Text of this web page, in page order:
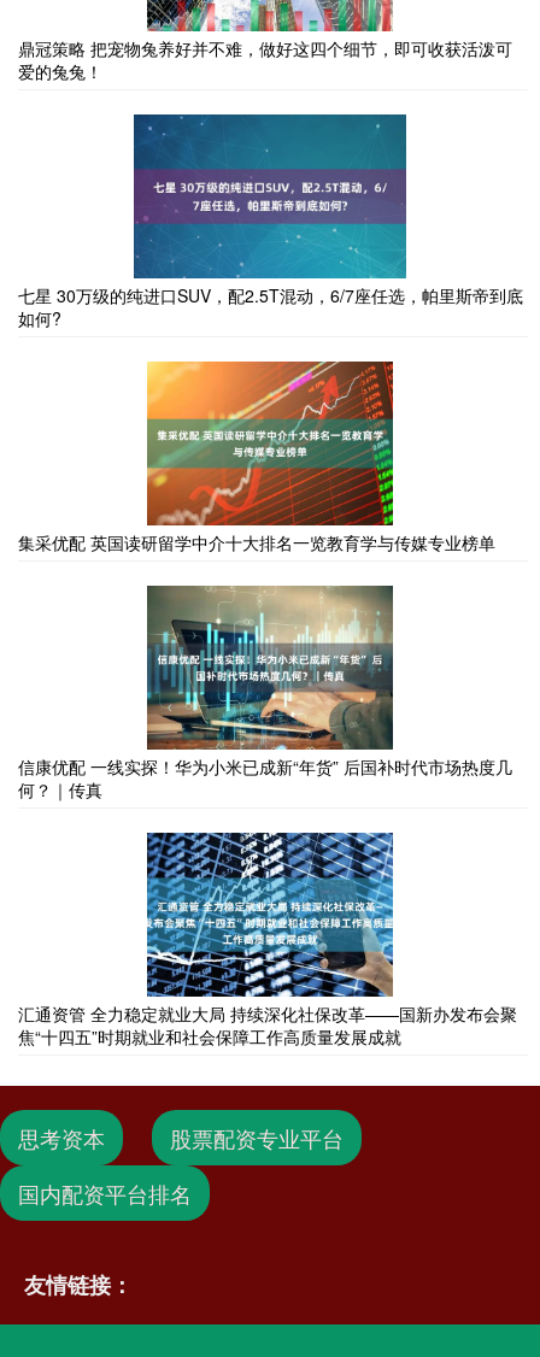
鼎冠策略 把宠物兔养好并不难，做好这四个细节，即可收获活泼可
爱的兔兔！
七星 30万级的纯进口SUV，配2.5T混动，6/7座任选，帕里斯帝到底
如何?
集采优配 英国读研留学中介十大排名一览教育学与传媒专业榜单
信康优配 一线实探！华为小米已成新“年货” 后国补时代市场热度几
何？｜传真
汇通资管 全力稳定就业大局 持续深化社保改革——国新办发布会聚
焦“十四五”时期就业和社会保障工作高质量发展成就
思考资本
股票配资专业平台
国内配资平台排名
友情链接：